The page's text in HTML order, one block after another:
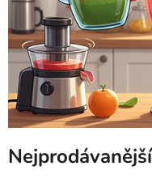
Nejprodávanější